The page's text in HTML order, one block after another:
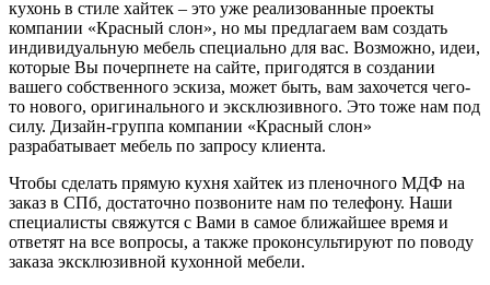
кухонь в стиле хайтек – это уже реализованные проекты
компании «Красный слон», но мы предлагаем вам создать
индивидуальную мебель специально для вас. Возможно, идеи,
которые Вы почерпнете на сайте, пригодятся в создании
вашего собственного эскиза, может быть, вам захочется чего-
то нового, оригинального и эксклюзивного. Это тоже нам под
силу. Дизайн-группа компании «Красный слон»
разрабатывает мебель по запросу клиента.
Чтобы сделать прямую кухня хайтек из пленочного МДФ на
заказ в СПб, достаточно позвоните нам по телефону. Наши
специалисты свяжутся с Вами в самое ближайшее время и
ответят на все вопросы, а также проконсультируют по поводу
заказа эксклюзивной кухонной мебели.